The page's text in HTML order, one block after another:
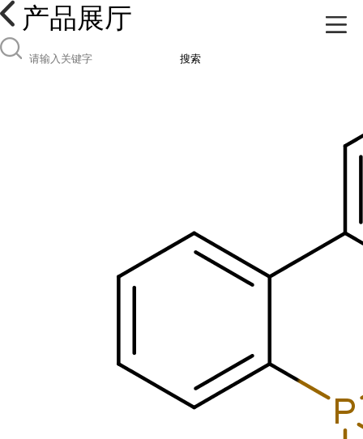
产品展厅
搜索